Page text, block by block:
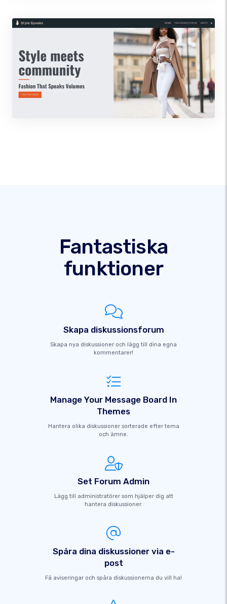
Fantastiska
funktioner
Skapa diskussionsforum
Skapa nya diskussioner och lägg till dina egna
kommentarer!
Manage Your Message Board In
Themes
Hantera olika diskussioner sorterade efter tema
och ämne.
Set Forum Admin
Lägg till administratörer som hjälper dig att
hantera diskussioner.
Spåra dina diskussioner via e-
post
Få aviseringar och spåra diskussionerna du vill ha!